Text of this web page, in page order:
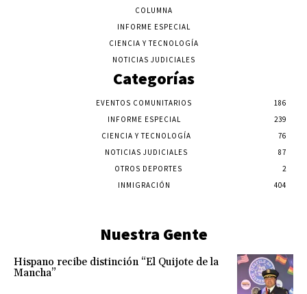
COLUMNA
INFORME ESPECIAL
CIENCIA Y TECNOLOGÍA
NOTICIAS JUDICIALES
Categorías
EVENTOS COMUNITARIOS
186
INFORME ESPECIAL
239
CIENCIA Y TECNOLOGÍA
76
NOTICIAS JUDICIALES
87
OTROS DEPORTES
2
INMIGRACIÓN
404
Nuestra Gente
Hispano recibe distinción “El Quijote de la
Mancha”